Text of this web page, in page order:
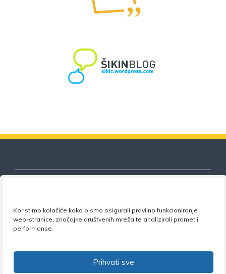
Koristimo kolačiće kako bismo osigurali pravilno funkcioniranje
web-stranice, značajke društvenih mreža te analizirali promet i
performanse.
Prihvati sve
Nezavisni sindikat znanosti i visokog
obrazovanja
Adresa: Florijana Andrašeca 18A / VI kat • 10 000
+385 1 4847 337